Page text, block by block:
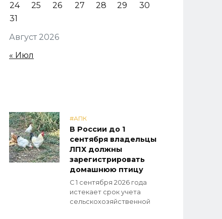
Август 2026
24
25 26 27 28 29
30
31
« Июл
#АПК
В России до 1
сентября владельцы
ЛПХ должны
зарегистрировать
домашнюю птицу
С 1 сентября 2026 года
истекает срок учета
сельскохозяйственной